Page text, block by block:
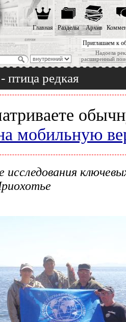
Приглашаем к
Надоела
расширенный
Главная Разделы Архив
птица редкая
мобильную
исследования